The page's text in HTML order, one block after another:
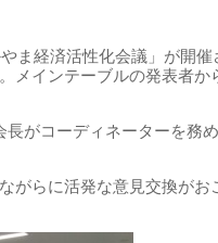
ま経済活性化会議」が開催
メインテーブルの発表者か
がコーディネーターを務
がらに活発な意見交換がお